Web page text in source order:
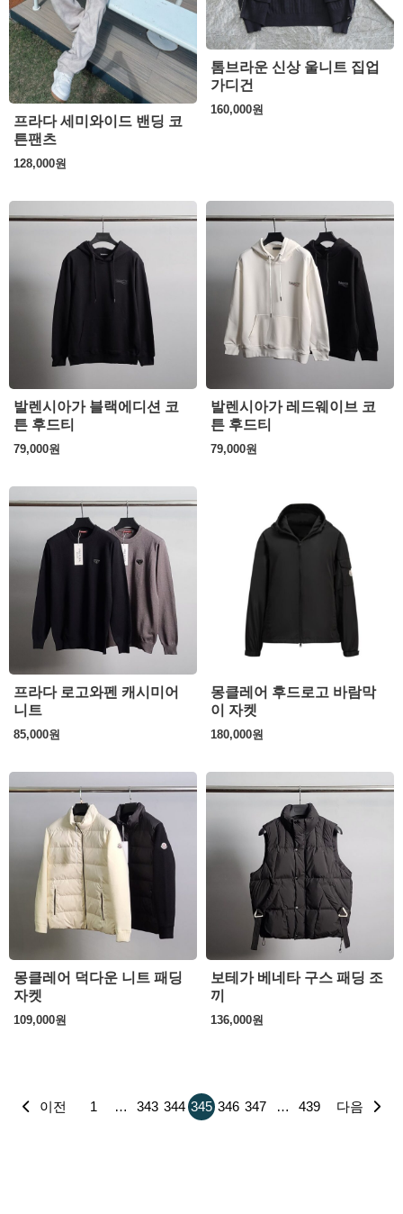
프라다 세미와이드 밴딩 코
튼팬츠
128,000원
톰브라운 신상 울니트 집업
가디건
160,000원
발렌시아가 블랙에디션 코
튼 후드티
79,000원
발렌시아가 레드웨이브 코
튼 후드티
79,000원
프라다 로고와펜 캐시미어
니트
85,000원
몽클레어 후드로고 바람막
이 자켓
180,000원
몽클레어 덕다운 니트 패딩
자켓
109,000원
보테가 베네타 구스 패딩 조
끼
136,000원
이전 1 … 343 344 345 346 347 … 439 다음